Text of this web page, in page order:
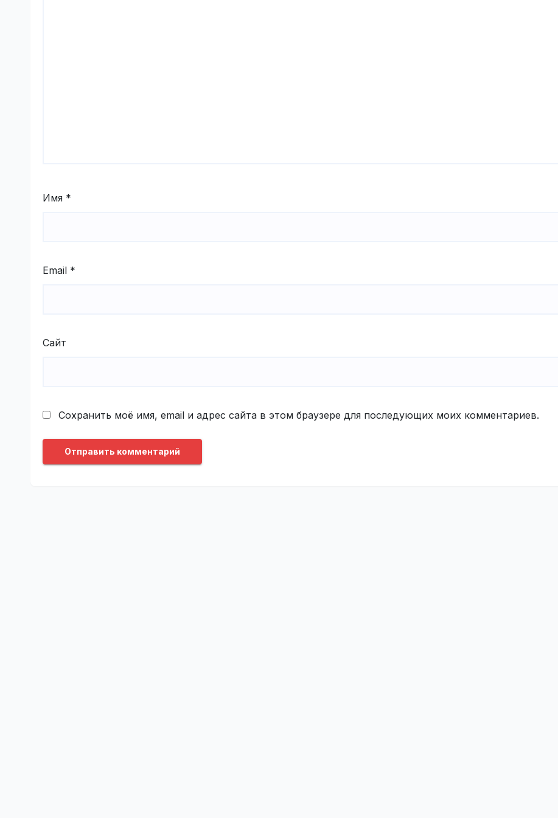
Имя *
Email *
Сайт
Сохранить моё имя, email и адрес сайта в этом браузере для последующих моих комментариев.